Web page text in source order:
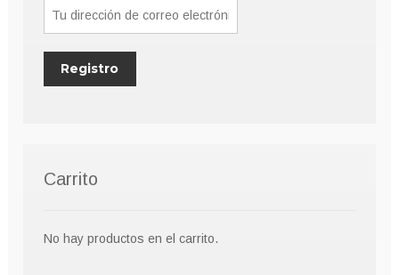
Carrito
No hay productos en el carrito.